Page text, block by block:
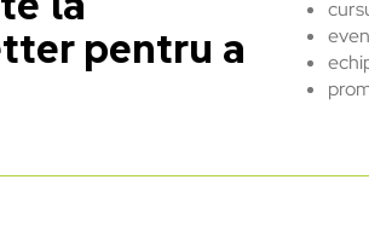
pentru a